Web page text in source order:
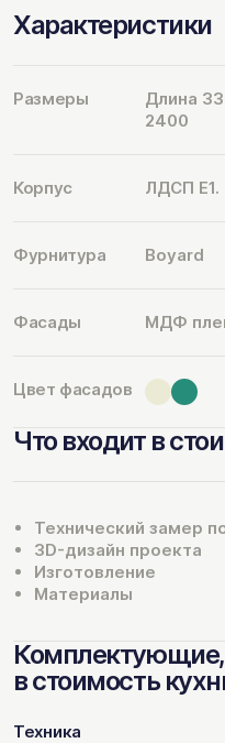
Характеристики
Размеры
Длина
2400
Корпус ЛДСП Е1.
Фурнитура Boyard
Фасады МДФ
Цвет фасадов
Что входит в
Технический замер
3D-дизайн проекта
Изготовление
Материалы
Комплектующие,
в стоимость
Техника